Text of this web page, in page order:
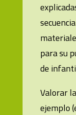
para su
de
Valorar
ejemplo